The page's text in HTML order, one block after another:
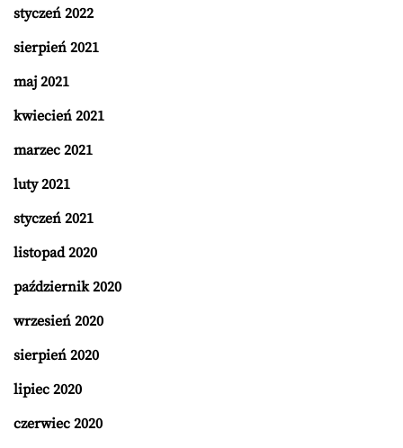
styczeń 2022
sierpień 2021
maj 2021
kwiecień 2021
marzec 2021
luty 2021
styczeń 2021
listopad 2020
październik 2020
wrzesień 2020
sierpień 2020
lipiec 2020
czerwiec 2020